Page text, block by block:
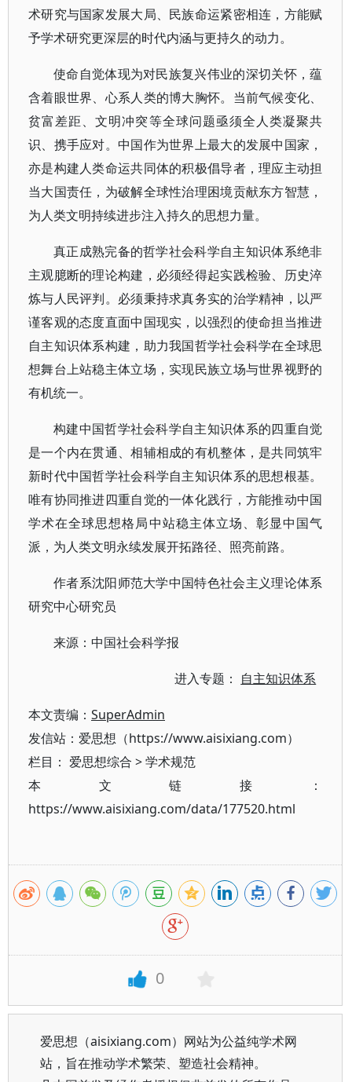
术研究与国家发展大局、民族命运紧密相连，方能赋
予学术研究更深层的时代内涵与更持久的动力。
使命自觉体现为对民族复兴伟业的深切关怀，蕴
含着眼世界、心系人类的博大胸怀。当前气候变化、
贫富差距、文明冲突等全球问题亟须全人类凝聚共
识、携手应对。中国作为世界上最大的发展中国家，
亦是构建人类命运共同体的积极倡导者，理应主动担
当大国责任，为破解全球性治理困境贡献东方智慧，
为人类文明持续进步注入持久的思想力量。
真正成熟完备的哲学社会科学自主知识体系绝非
主观臆断的理论构建，必须经得起实践检验、历史淬
炼与人民评判。必须秉持求真务实的治学精神，以严
谨客观的态度直面中国现实，以强烈的使命担当推进
自主知识体系构建，助力我国哲学社会科学在全球思
想舞台上站稳主体立场，实现民族立场与世界视野的
有机统一。
构建中国哲学社会科学自主知识体系的四重自觉
是一个内在贯通、相辅相成的有机整体，是共同筑牢
新时代中国哲学社会科学自主知识体系的思想根基。
唯有协同推进四重自觉的一体化践行，方能推动中国
学术在全球思想格局中站稳主体立场、彰显中国气
派，为人类文明永续发展开拓路径、照亮前路。
作者系沈阳师范大学中国特色社会主义理论体系
研究中心研究员
来源：中国社会科学报
进入专题： 自主知识体系
本文责编： SuperAdmin
发信站：爱思想（https://www.aisixiang.com）
栏目： 爱思想综合 >学术规范
本文链接：
https://www.aisixiang.com/data/177520.html
0
爱思想（aisixiang.com）网站为公益纯学术网
站，旨在推动学术繁荣、塑造社会精神。